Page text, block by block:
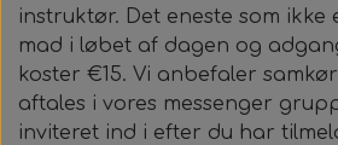
instruktør. Det eneste som ikke
mad i løbet af dagen og
koster €15. Vi anbefaler
aftales i vores messenger
inviteret ind i efter du har